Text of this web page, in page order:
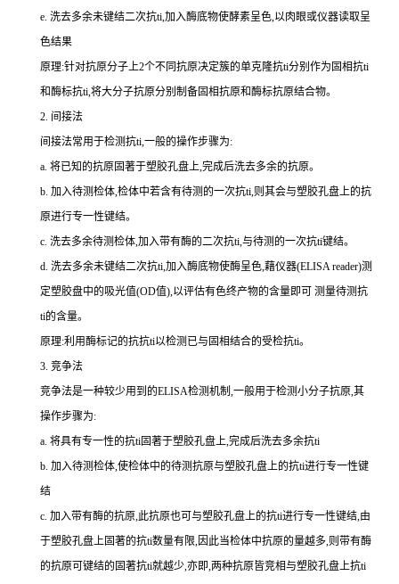
e. 洗去多余未键结二次抗ti,加入酶底物使酵素呈色,以肉眼或仪器读取呈
色结果
原理:针对抗原分子上2个不同抗原决定簇的单克隆抗ti分别作为固相抗ti
和酶标抗ti,将大分子抗原分别制备固相抗原和酶标抗原结合物。
2. 间接法
间接法常用于检测抗ti,一般的操作步骤为:
a. 将已知的抗原固著于塑胶孔盘上,完成后洗去多余的抗原。
b. 加入待测检体,检体中若含有待测的一次抗ti,则其会与塑胶孔盘上的抗
原进行专一性键结。
c. 洗去多余待测检体,加入带有酶的二次抗ti,与待测的一次抗ti键结。
d. 洗去多余未键结二次抗ti,加入酶底物使酶呈色,藉仪器(ELISA reader)测
定塑胶盘中的吸光值(OD值),以评估有色终产物的含量即可 测量待测抗
ti的含量。
原理:利用酶标记的抗抗ti以检测已与固相结合的受检抗ti。
3. 竞争法
竞争法是一种较少用到的ELISA检测机制,一般用于检测小分子抗原,其
操作步骤为:
a. 将具有专一性的抗ti固著于塑胶孔盘上,完成后洗去多余抗ti
b. 加入待测检体,使检体中的待测抗原与塑胶孔盘上的抗ti进行专一性键
结
c. 加入带有酶的抗原,此抗原也可与塑胶孔盘上的抗ti进行专一性键结,由
于塑胶孔盘上固著的抗ti数量有限,因此当检体中抗原的量越多,则带有酶
的抗原可键结的固著抗ti就越少,亦即,两种抗原皆竞相与塑胶孔盘上抗ti